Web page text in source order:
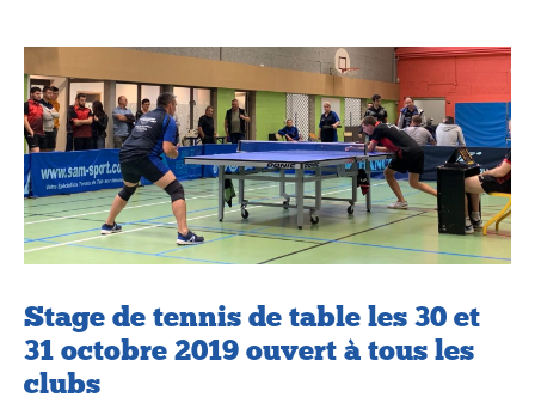
Stage de tennis de table les 30 et
31 octobre 2019 ouvert à tous les
clubs